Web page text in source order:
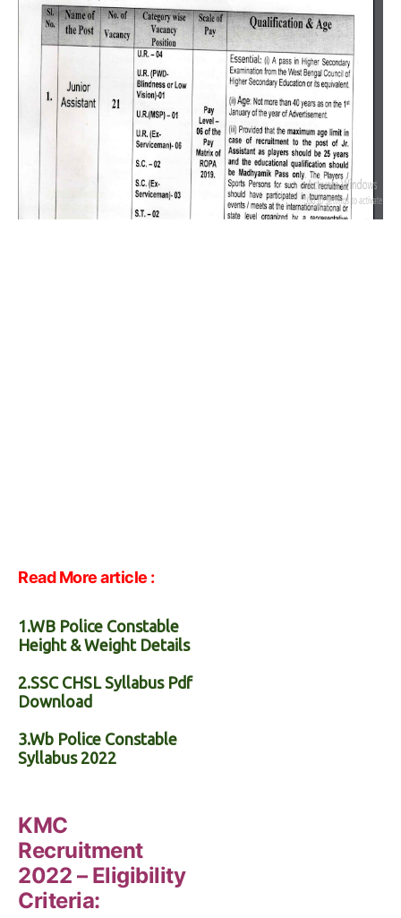
Read More article :
1.WB Police Constable
Height & Weight Details
2.SSC CHSL Syllabus Pdf
Download
3.Wb Police Constable
Syllabus 2022
KMC
Recruitment
2022 – Eligibility
Criteria: